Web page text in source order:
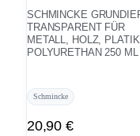
SCHMINCKE
TRANSPARENT FÜR
METALL, HOLZ, PLATIK,
POLYURETHAN 250 ML
Schmincke
20,90 €